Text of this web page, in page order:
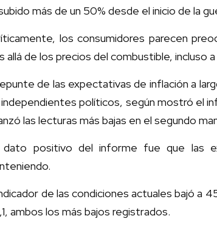
más de un 50% desde el inicio de la
los consumidores parecen
allá de los precios del combustible, incluso a
de las expectativas de inflación a
políticos, según mostró el
las lecturas más bajas en el segundo
dato positivo del informe fue que las
de las condiciones actuales bajó a
ambos los más bajos registrados.